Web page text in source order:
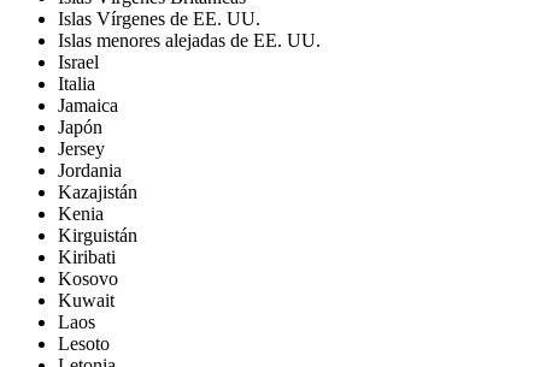
Islas Vírgenes de EE. UU.
Islas menores alejadas de EE. UU.
Israel
Italia
Jamaica
Japón
Jersey
Jordania
Kazajistán
Kenia
Kirguistán
Kiribati
Kosovo
Kuwait
Laos
Lesoto